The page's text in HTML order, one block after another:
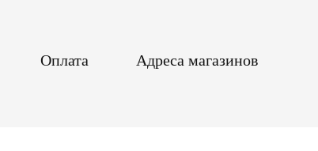
Оплата Адреса магазинов